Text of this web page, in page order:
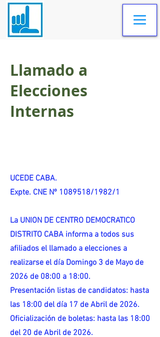
Llamado a
Elecciones
Internas
UCEDE CABA.
Expte. CNE Nº 1089518/1982/1
La UNION DE CENTRO DEMOCRATICO
DISTRITO CABA informa a todos sus
afiliados el llamado a elecciones a
realizarse el día Domingo 3 de Mayo de
2026 de 08:00 a 18:00.
Presentación listas de candidatos: hasta
las 18:00 del día 17 de Abril de 2026.
Oficialización de boletas: hasta las 18:00
del 20 de Abril de 2026.